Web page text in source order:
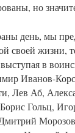
но
день, мы
своей жизни,
в
Иванов-
Лев Аб,
Гольц,